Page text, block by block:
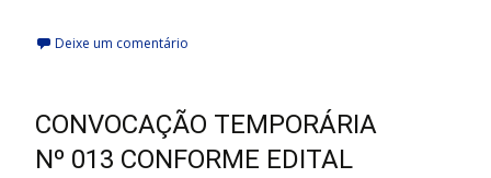
Deixe um comentário
CONVOCAÇÃO TEMPORÁRIA
Nº 013 CONFORME EDITAL